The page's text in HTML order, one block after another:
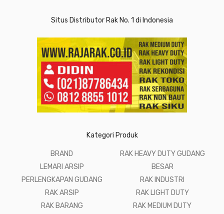
Situs Distributor Rak No. 1 di Indonesia
Kategori Produk
BRAND
LEMARI ARSIP
PERLENGKAPAN GUDANG
RAK ARSIP
RAK BARANG
RAK HEAVY DUTY GUDANG
BESAR
RAK INDUSTRI
RAK LIGHT DUTY
RAK MEDIUM DUTY